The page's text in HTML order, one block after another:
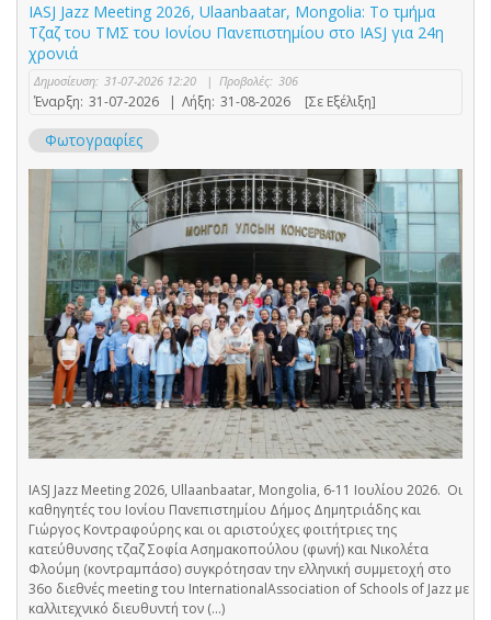
IASJ Jazz Meeting 2026, Ulaanbaatar, Mongolia: Το τμήμα
Τζαζ του ΤΜΣ του Ιονίου Πανεπιστημίου στο IASJ για 24η
χρονιά
Δημοσίευση: 31-07-2026 12:20 | Προβολές: 306
Έναρξη: 31-07-2026 Λήξη: 31-08-2026 [Σε Εξέλιξη]
Φωτογραφίες
IASJ Jazz Meeting 2026, Ullaanbaatar, Mongolia, 6-11 Ιουλίου 2026. Οι
καθηγητές του Ιονίου Πανεπιστημίου Δήμος Δημητριάδης και
Γιώργος Κοντραφούρης και οι αριστούχες φοιτήτριες της
κατεύθυνσης τζαζ Σοφία Ασημακοπούλου (φωνή) και Νικολέτα
Φλούμη (κοντραμπάσο) συγκρότησαν την ελληνική συμμετοχή στο
36o διεθνές meeting του InternationalAssociation of Schools of Jazz με
καλλιτεχνικό διευθυντή τον (...)